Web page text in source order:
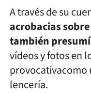
A través de su
acrobacias
también
vídeos y fotos en
provocativacomo
lencería.